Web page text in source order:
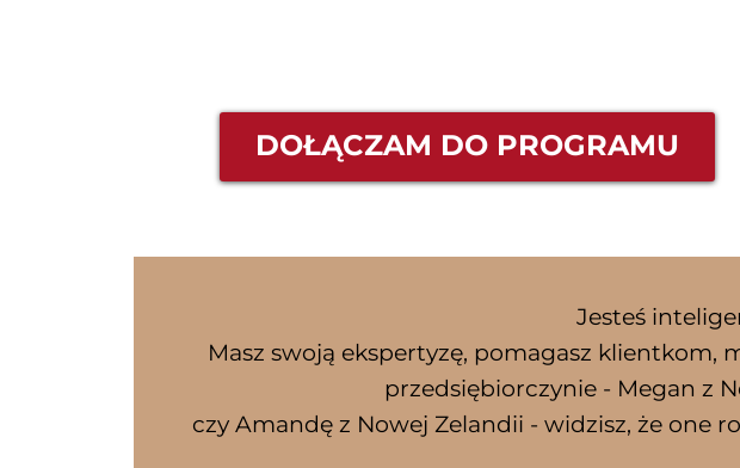
DOŁĄCZAM DO PROGRAMU
Jesteś
Masz swoją ekspertyzę, pomagasz klientkom,
przedsiębiorczynie - Megan z
czy Amandę z Nowej Zelandii - widzisz, że one